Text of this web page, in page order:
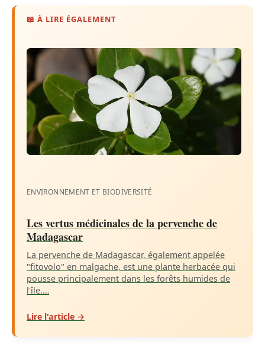
📖 À LIRE ÉGALEMENT
ENVIRONNEMENT ET BIODIVERSITÉ
Les vertus médicinales de la pervenche de
Madagascar
La pervenche de Madagascar, également appelée
"fitovolo" en malgache, est une plante herbacée qui
pousse principalement dans les forêts humides de
l'île.…
Lire l'article →